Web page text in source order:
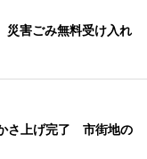
害ごみ無料受け入れ
さ上げ完了 市街地の